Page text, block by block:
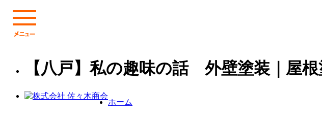
【八戸】私の趣味の話 外壁塗装｜屋
ホーム